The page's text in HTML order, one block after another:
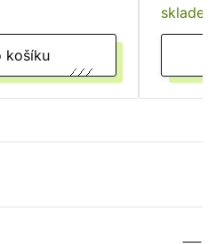
košíku
skladem